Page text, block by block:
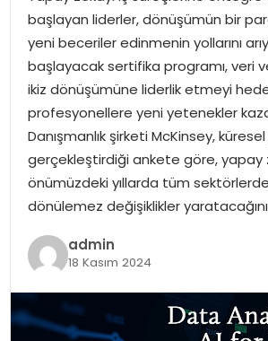
SPOR
EĞITIM
OTOMOBIL
TEKNOLOJI
EKONOMI
başlayan liderler, dönüşümün bir
yeni beceriler edinmenin yollarını
başlayacak sertifika programı, veri
ikiz dönüşümüne liderlik etmeyi
profesyonellere yeni yetenekler
Danışmanlık şirketi McKinsey,
gerçekleştirdiği ankete göre, yapay
önümüzdeki yıllarda tüm
dönülemez değişiklikler
admin
18 Kasım 2024